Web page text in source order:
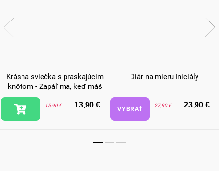
Krásna sviečka s praskajúcim
knôtom - Zapáľ ma, keď máš
chuť sa mojkať
15,90 € 13,90 €
Diár na mieru Iniciály
27,90 € 23,90 €
VYBRAŤ